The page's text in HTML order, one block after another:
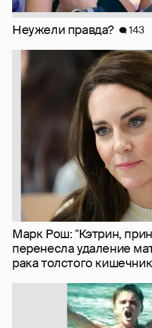
Марк Рош: "Кэтрин,
перенесла удаление
рака толстого
110